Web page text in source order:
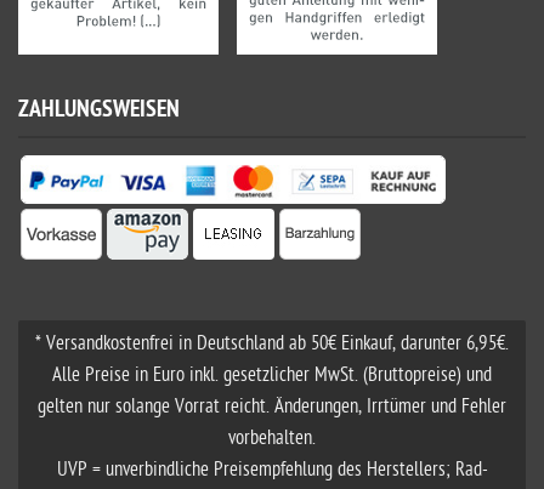
ZAHLUNGSWEISEN
* Versandkostenfrei in Deutschland ab 50€ Einkauf, darunter 6,95€.
Alle Preise in Euro inkl. gesetzlicher MwSt. (Bruttopreise) und
gelten nur solange Vorrat reicht. Änderungen, Irrtümer und Fehler
vorbehalten.
UVP = unverbindliche Preisempfehlung des Herstellers; Rad-